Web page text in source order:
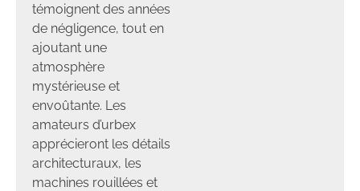
témoignent des années
de négligence, tout en
ajoutant une
atmosphère
mystérieuse et
envoûtante. Les
amateurs d’urbex
apprécieront les détails
architecturaux, les
machines rouillées et